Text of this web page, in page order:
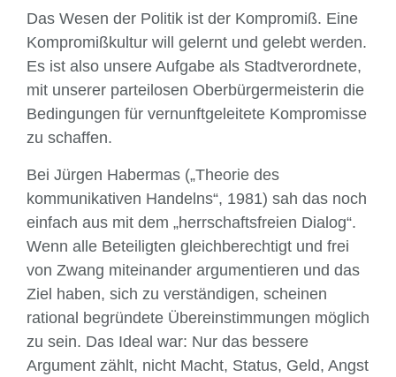
Das Wesen der Politik ist der Kompromiß. Eine
Kompromißkultur will gelernt und gelebt werden.
Es ist also unsere Aufgabe als Stadtverordnete,
mit unserer parteilosen Oberbürgermeisterin die
Bedingungen für vernunftgeleitete Kompromisse
zu schaf­fen.
Bei Jürgen Habermas („Theorie des
kommunikativen Handelns“, 1981) sah das noch
einfach aus mit dem „herrschaftsfreien Dialog“.
Wenn alle Beteiligten gleichberechtigt und frei
von Zwang miteinander argumentieren und das
Ziel haben, sich zu verstän­digen, scheinen
rational begründete Übereinstimmungen möglich
zu sein. Das Ideal war: Nur das bessere
Argument zählt, nicht Macht, Status, Geld, Angst